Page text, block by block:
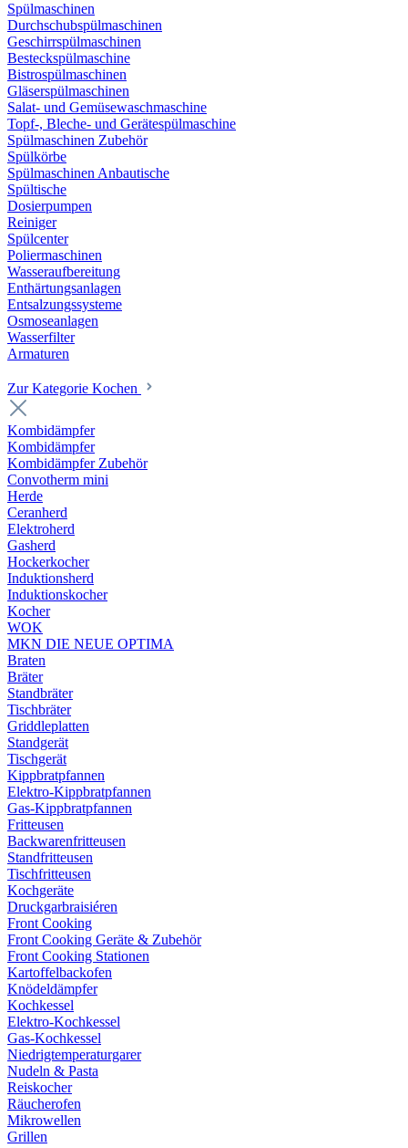
Spülmaschinen
Durchschubspülmaschinen
Geschirrspülmaschinen
Besteckspülmaschine
Bistrospülmaschinen
Gläserspülmaschinen
Salat- und Gemüsewaschmaschine
Topf-, Bleche- und Gerätespülmaschine
Spülmaschinen Zubehör
Spülkörbe
Spülmaschinen Anbautische
Spültische
Dosierpumpen
Reiniger
Spülcenter
Poliermaschinen
Wasseraufbereitung
Enthärtungsanlagen
Entsalzungssysteme
Osmoseanlagen
Wasserfilter
Armaturen
Zur Kategorie Kochen
Kombidämpfer
Kombidämpfer
Kombidämpfer Zubehör
Convotherm mini
Herde
Ceranherd
Elektroherd
Gasherd
Hockerkocher
Induktionsherd
Induktionskocher
Kocher
WOK
MKN DIE NEUE OPTIMA
Braten
Bräter
Standbräter
Tischbräter
Griddleplatten
Standgerät
Tischgerät
Kippbratpfannen
Elektro-Kippbratpfannen
Gas-Kippbratpfannen
Fritteusen
Backwarenfritteusen
Standfritteusen
Tischfritteusen
Kochgeräte
Druckgarbraisiéren
Front Cooking
Front Cooking Geräte & Zubehör
Front Cooking Stationen
Kartoffelbackofen
Knödeldämpfer
Kochkessel
Elektro-Kochkessel
Gas-Kochkessel
Niedrigtemperaturgarer
Nudeln & Pasta
Reiskocher
Räucherofen
Mikrowellen
Grillen